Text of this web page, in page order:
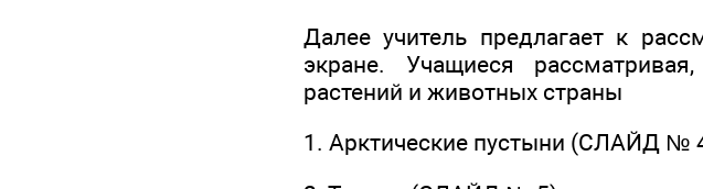
Далее учитель предлагает к
экране. Учащиеся
растений и животных страны
1. Арктические пустыни (СЛАЙД №